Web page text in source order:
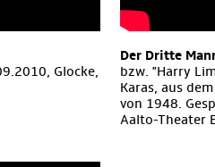
Glocke,
Der Dritte
bzw. "Harry
Karas, aus
von 1948.
Aalto-Theater